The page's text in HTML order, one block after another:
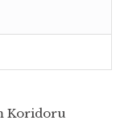
Koridoru